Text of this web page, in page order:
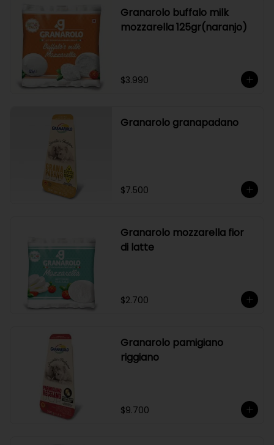
Granarolo buffalo milk
mozzarella 125gr(naranjo)
$3.990
Granarolo granapadano
$7.500
Granarolo mozzarella fior
di latte
$2.700
Granarolo pamigiano
riggiano
$9.700